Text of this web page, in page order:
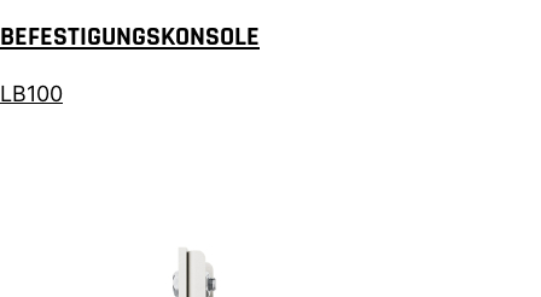
BEFESTIGUNGSKONSOLE
LB100